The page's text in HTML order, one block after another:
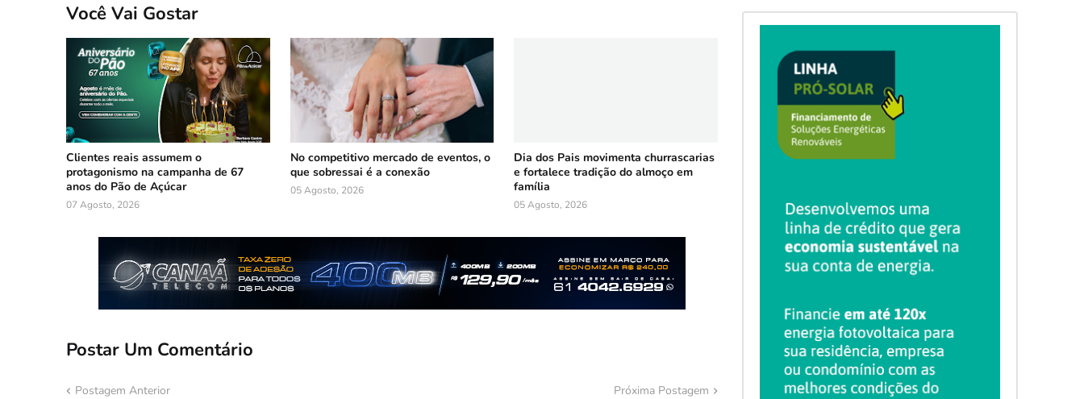
Você Vai Gostar
Clientes reais assumem o
protagonismo na campanha de 67
anos do Pão de Açúcar
07 Agosto, 2026
No competitivo mercado de eventos, o
que sobressai é a conexão
05 Agosto, 2026
Dia dos Pais movimenta churrascarias
e fortalece tradição do almoço em
família
05 Agosto, 2026
Postar Um Comentário
Postagem Anterior Próxima Postagem